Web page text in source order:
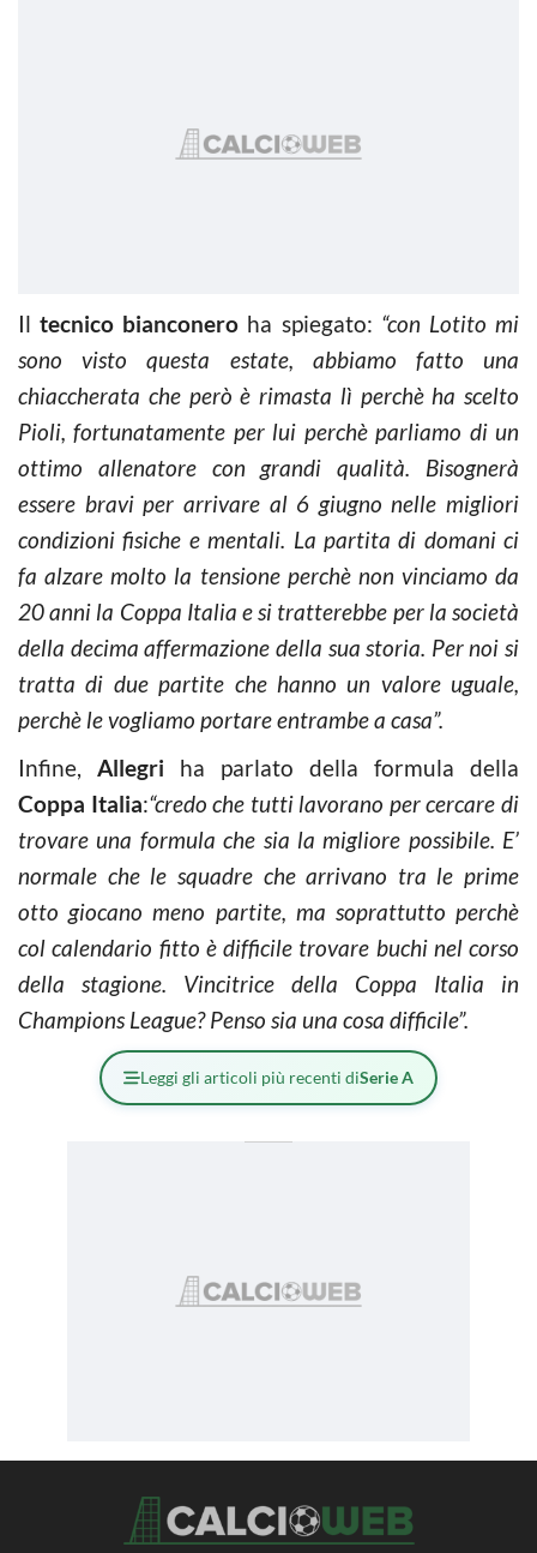
Iltecnico bianconero ha spiegato: “con Lotito mi
sono visto questa estate, abbiamo fatto una
chiaccherata che però è rimasta lì perchè ha scelto
Pioli, fortunatamente per lui perchè parliamo di un
ottimo allenatore con grandi qualità. Bisognerà
essere bravi per arrivare al 6 giugno nelle migliori
condizioni fisiche e mentali. La partita di domani ci
fa alzare molto la tensione perchè non vinciamo da
20 anni la Coppa Italia e si tratterebbe per la società
della decima affermazione della sua storia. Per noi si
tratta di due partite che hanno un valore uguale,
perchè le vogliamo portare entrambe a casa”.
Infine, Allegri ha parlato della formula della
Coppa Italia:“credo che tutti lavorano per cercare di
trovare una formula che sia la migliore possibile. E’
normale che le squadre che arrivano tra le prime
otto giocano meno partite, ma soprattutto perchè
col calendario fitto è difficile trovare buchi nel corso
della stagione. Vincitrice della Coppa Italia in
Champions League? Penso sia una cosa difficile”.
Leggi gli articoli più recenti diSerie A